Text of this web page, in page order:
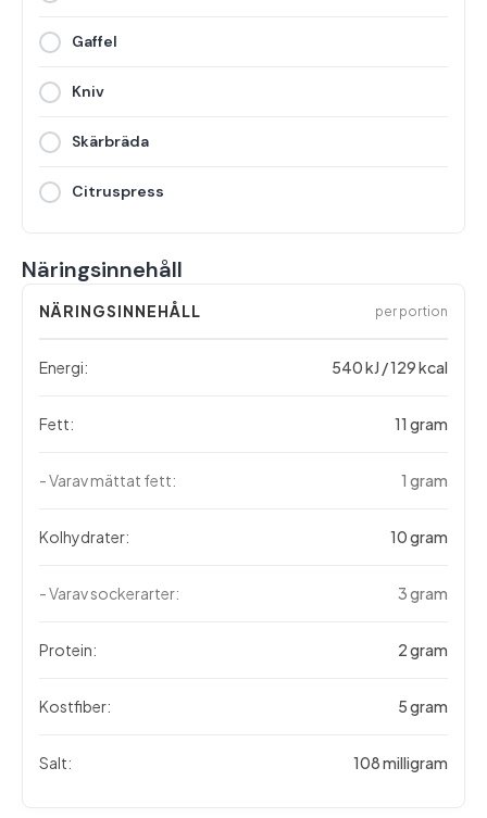
Gaffel
Kniv
Skärbräda
Citruspress
Näringsinnehåll
NÄRINGSINNEHÅLL per portion
Energi: 540 kJ / 129 kcal
Fett: 11 gram
- Varav mättat fett: 1 gram
Kolhydrater: 10 gram
- Varav sockerarter: 3 gram
Protein: 2 gram
Kostfiber: 5 gram
Salt: 108 milligram